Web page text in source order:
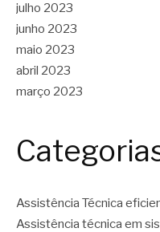
julho 2023
junho 2023
maio 2023
abril 2023
março 2023
Assistência Técnica
Assistência técnica em